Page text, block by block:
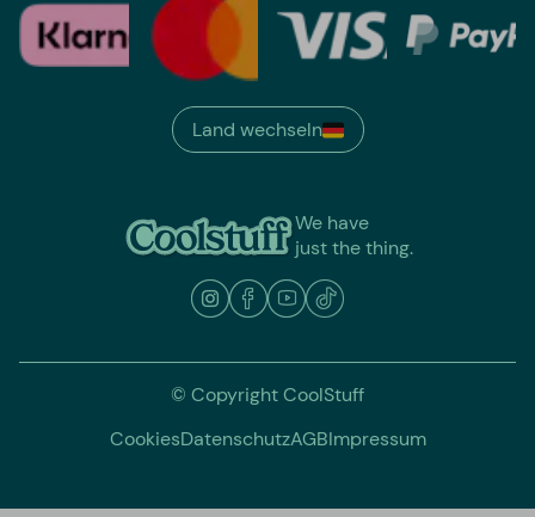
We have
just the thing.
Land wechseln
© Copyright CoolStuff
CookiesDatenschutzAGBImpressum